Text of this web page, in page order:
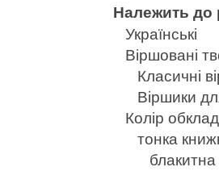
Належить до
Українські
Віршовані
Класичні
Віршики
Колір
тонка
блакитна